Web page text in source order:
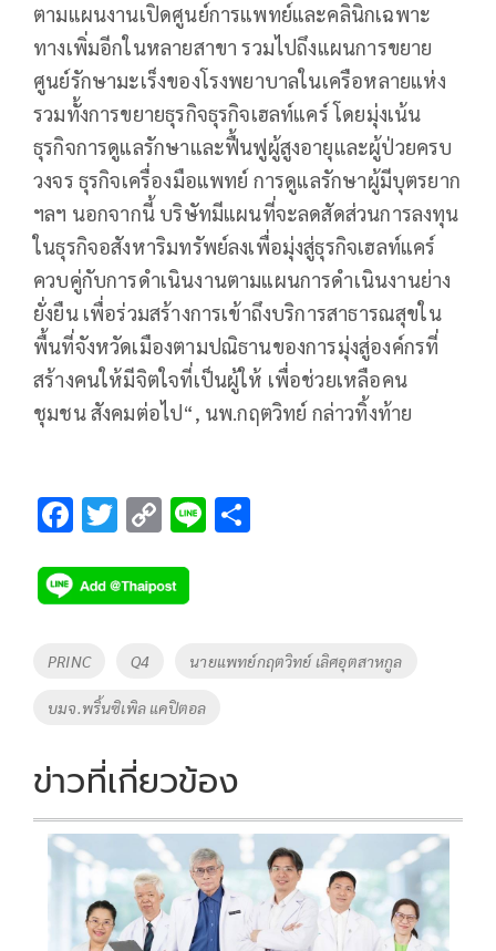
ตามแผนงานเปิดศูนย์การแพทย์และคลินิกเฉพาะ
ทางเพิ่มอีกในหลายสาขา รวมไปถึงแผนการขยาย
ศูนย์รักษามะเร็งของโรงพยาบาลในเครือหลายแห่ง
รวมทั้งการขยายธุรกิจธุรกิจเฮลท์แคร์ โดยมุ่งเน้น
ธุรกิจการดูแลรักษาและฟื้นฟูผู้สูงอายุและผู้ป่วยครบ
วงจร ธุรกิจเครื่องมือแพทย์ การดูแลรักษาผู้มีบุตรยาก
ฯลฯ นอกจากนี้ บริษัทมีแผนที่จะลดสัดส่วนการลงทุน
ในธุรกิจอสังหาริมทรัพย์ลงเพื่อมุ่งสู่ธุรกิจเฮลท์แคร์
ควบคู่กับการดำเนินงานตามแผนการดำเนินงานย่าง
ยั่งยืน เพื่อร่วมสร้างการเข้าถึงบริการสาธารณสุขใน
พื้นที่จังหวัดเมืองตามปณิธานของการมุ่งสู่องค์กรที่
สร้างคนให้มีจิตใจที่เป็นผู้ให้ เพื่อช่วยเหลือคน
ชุมชน สังคมต่อไป“, นพ.กฤตวิทย์ กล่าวทิ้งท้าย
F
e
b
o
k
T
tt
er
C
p
y
Li
n
k
Li
Tags
PRINC Q4 นายแพทย์กฤตวิทย์ เลิศอุตสาหกูล
บมจ.พริ้นซิเพิล แคปิตอล
ข่าวที่เกี่ยวข้อง